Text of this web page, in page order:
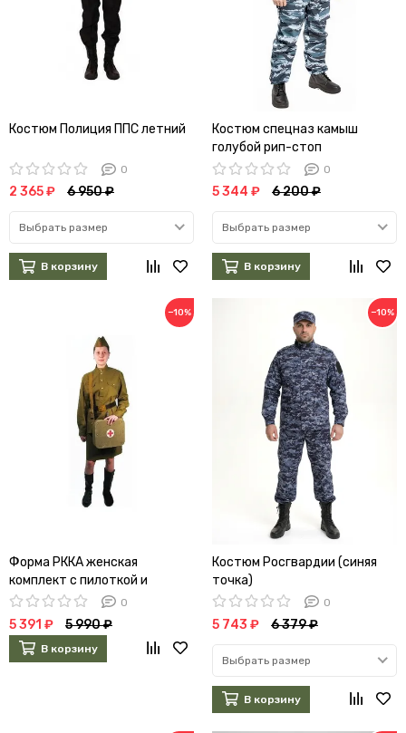
Костюм Полиция ППС летний
0
2 365 ₽ 6 950 ₽
Выбрать размер
В корзину
Костюм спецназ камыш
голубой рип-стоп
0
5 344 ₽ 6 200 ₽
Выбрать размер
В корзину
−10%
Форма РККА женская
комплект с пилоткой и
ремнём
0
5 391 ₽ 5 990 ₽
В корзину
−10%
Костюм Росгвардии (синяя
точка)
0
5 743 ₽ 6 379 ₽
Выбрать размер
В корзину